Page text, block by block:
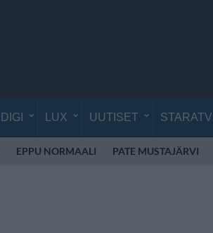
DIGI LUX UUTISET STARATV
EPPU NORMAALI PATE MUSTAJÄRVI